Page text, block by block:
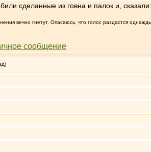
сделанные из говна и палок и,
вечно гнетут. Опасаюсь, что голос раздастся